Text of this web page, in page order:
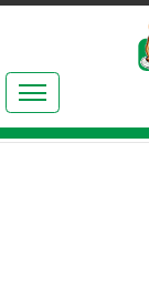
இலக்கியங்கள்
தமிழ் உலகம்